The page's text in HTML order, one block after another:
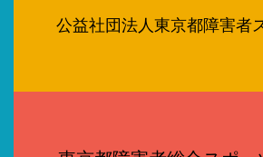
公益社団法人東京都障害者